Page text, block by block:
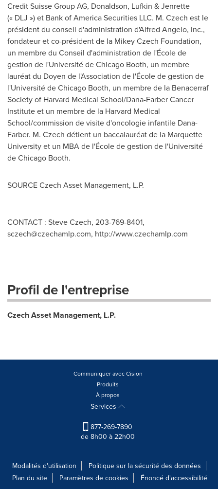
Credit Suisse Group AG, Donaldson, Lufkin & Jenrette
(« DLJ ») et Bank of America Securities LLC. M. Czech est le
président du conseil d'administration d'Alfred Angelo, Inc.,
fondateur et co-président de la Mikey Czech Foundation,
un membre du Conseil d'administration de l'École de
gestion de l'Université de Chicago Booth, un membre
lauréat du Doyen de l'Association de l'École de gestion de
l'Université de Chicago Booth, un membre de la Benacerraf
Society of Harvard Medical School/Dana-Farber Cancer
Institute et un membre de la Harvard Medical
School/commission de visite d'oncologie infantile Dana-
Farber. M. Czech détient un baccalauréat de la Marquette
Universityet un MBA de l'École de gestion de l'Université
de Chicago Booth.
SOURCE Czech Asset Management, L.P.
CONTACT : Steve Czech, 203-769-8401,
sczech@czechamlp.com, http://www.czechamlp.com
Profil de l'entreprise
Czech Asset Management, L.P.
Communiquer avec Cision
Produits
À propos
Services
877-269-7890
de 8h00 à 22h00
Modalités d'utilisation
Politique sur la sécurité des données
Plan du site
Paramètres de cookies Énoncé d'accessibilité